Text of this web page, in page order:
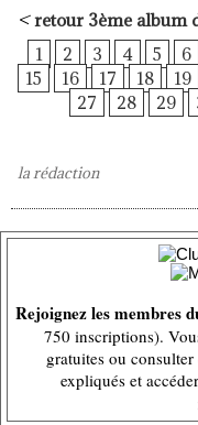
<retour 3ème album
1
2 3 4 5 6
15
16 17 18 19
27
28 29
la rédaction
Rejoignez les membres
750 inscriptions).
gratuites ou
expliqués et